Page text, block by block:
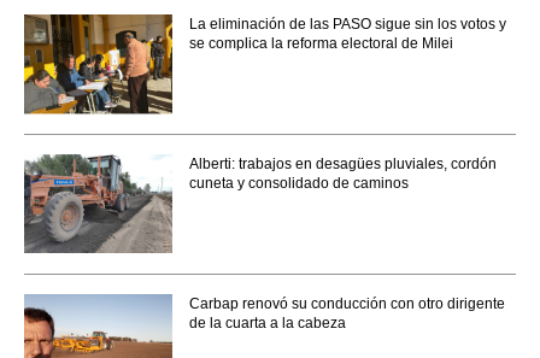
La eliminación de las PASO sigue sin los votos y
se complica la reforma electoral de Milei
Alberti: trabajos en desagües pluviales, cordón
cuneta y consolidado de caminos
Carbap renovó su conducción con otro dirigente
de la cuarta a la cabeza